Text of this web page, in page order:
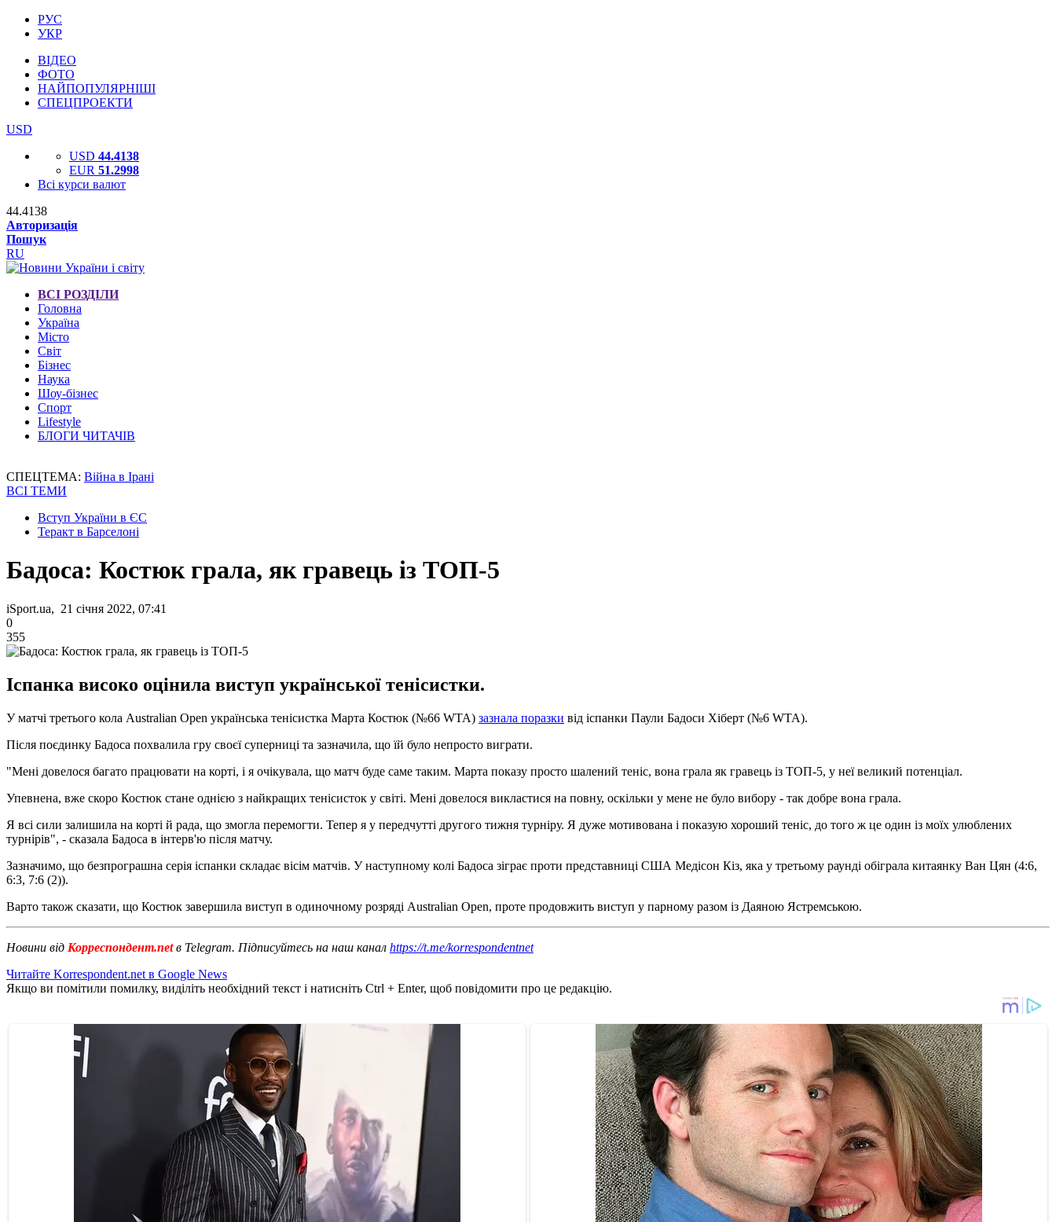
РУС
УКР
ВІДЕО
ФОТО
НАЙПОПУЛЯРНІШІ
СПЕЦПРОЕКТИ
USD
USD 44.4138
EUR 51.2998
Всі курси валют
44.4138
Авторизація
Пошук
RU
ВСІ РОЗДІЛИ
Головна
Україна
Місто
Світ
Бізнес
Наука
Шоу-бізнес
Спорт
Lifestyle
БЛОГИ ЧИТАЧІВ
СПЕЦТЕМА: Війна в Ірані
ВСІ ТЕМИ
Вступ України в ЄС
Теракт в Барселоні
Бадоса: Костюк грала, як гравець із ТОП-5
iSport.ua, 21 січня 2022, 07:41
0
355
Іспанка високо оцінила виступ української тенісистки.
У матчі третього кола Australian Open українська тенісистка Марта Костюк (№66 WTA) зазнала поразки від іспанки Паули Бадоси Хіберт (№6 WTA).
Після поєдинку Бадоса похвалила гру своєї суперниці та зазначила, що їй було непросто виграти.
"Мені довелося багато працювати на корті, і я очікувала, що матч буде саме таким. Марта показу просто шалений теніс, вона грала як гравець із ТОП-5, у неї великий потенціал.
Упевнена, вже скоро Костюк стане однією з найкращих тенісисток у світі. Мені довелося викластися на повну, оскільки у мене не було вибору - так добре вона грала.
Я всі сили залишила на корті й рада, що змогла перемогти. Тепер я у передчутті другого тижня турніру. Я дуже мотивована і показую хороший теніс, до того ж це один із моїх улюблених
турнірів", - сказала Бадоса в інтерв'ю після матчу.
Зазначимо, що безпрограшна серія іспанки складає вісім матчів. У наступному колі Бадоса зіграє проти представниці США Медісон Кіз, яка у третьому раунді обіграла китаянку Ван Цян (4:6,
6:3, 7:6 (2)).
Варто також сказати, що Костюк завершила виступ в одиночному розряді Australian Open, проте продовжить виступ у парному разом із Даяною Ястремською.
Новини від Корреспондент.netв Telegram. Підписуйтесь на наш канал https://t.me/korrespondentnet
Читайте Korrespondent.net в Google News
Якщо ви помітили помилку, виділіть необхідний текст і натисніть Ctrl + Enter, щоб повідомити про це редакцію.